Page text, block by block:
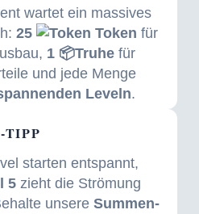
wartet ein massives
25 Token für
1 📦Truhe für
und jede Menge
Leveln.
TIPP
starten entspannt,
5zieht die Strömung
unsere Summen-